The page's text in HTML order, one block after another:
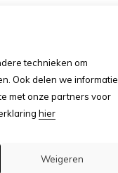
technieken om
Ook delen we informatie
met onze partners voor
hier
Weigeren